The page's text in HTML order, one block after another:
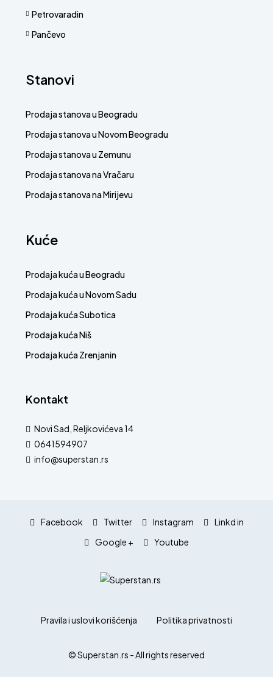
Petrovaradin
Pančevo
Stanovi
Prodaja stanova u Beogradu
Prodaja stanova u Novom Beogradu
Prodaja stanova u Zemunu
Prodaja stanova na Vračaru
Prodaja stanova na Mirijevu
Kuće
Prodaja kuća u Beogradu
Prodaja kuća u Novom Sadu
Prodaja kuća Subotica
Prodaja kuća Niš
Prodaja kuća Zrenjanin
Kontakt
Novi Sad, Reljkovićeva 14
0641594907
info@superstan.rs
Facebook Twitter Instagram
Linkd in
Google +
Youtube
Pravila i uslovi korišćenja Politika privatnosti
© Superstan.rs - All rights reserved